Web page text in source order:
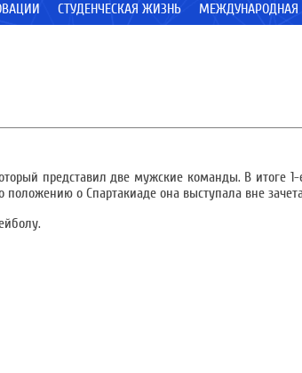
СТУДЕНЧЕСКАЯ ЖИЗНЬ МЕЖДУНАРОДНАЯ
представил две мужские команды. В итоге 1-
о Спартакиаде она выступала вне